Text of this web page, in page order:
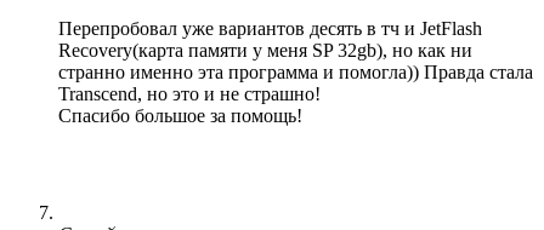
Перепробовал уже вариантов десять в тч и JetFlash
Recovery(карта памяти у меня SP 32gb), но как ни
странно именно эта программа и помогла)) Правда стала
Transcend, но это и не страшно!
Спасибо большое за помощь!